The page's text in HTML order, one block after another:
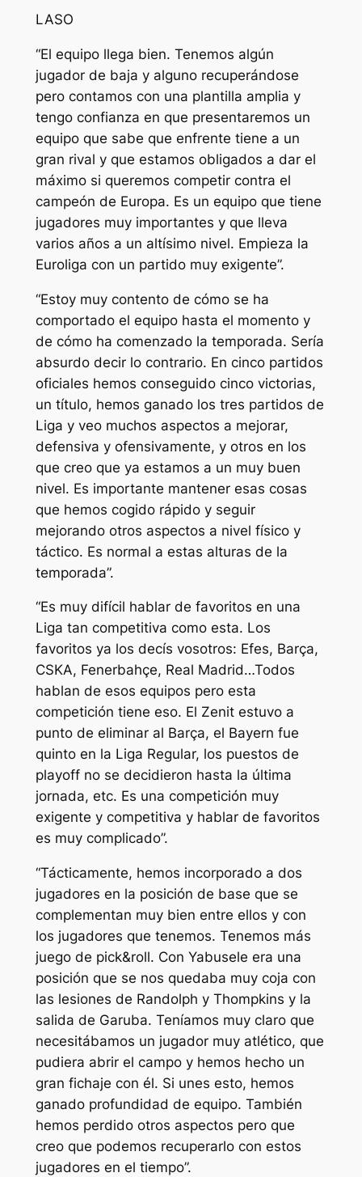
LASO
“El equipo llega bien. Tenemos algún
jugador de baja y alguno recuperándose
pero contamos con una plantilla amplia y
tengo confianza en que presentaremos un
equipo que sabe que enfrente tiene a un
gran rival y que estamos obligados a dar el
máximo si queremos competir contra el
campeón de Europa. Es un equipo que tiene
jugadores muy importantes y que lleva
varios años a un altísimo nivel. Empieza la
Euroliga con un partido muy exigente”.
“Estoy muy contento de cómo se ha
comportado el equipo hasta el momento y
de cómo ha comenzado la temporada. Sería
absurdo decir lo contrario. En cinco partidos
oficiales hemos conseguido cinco victorias,
un título, hemos ganado los tres partidos de
Liga y veo muchos aspectos a mejorar,
defensiva y ofensivamente, y otros en los
que creo que ya estamos a un muy buen
nivel. Es importante mantener esas cosas
que hemos cogido rápido y seguir
mejorando otros aspectos a nivel físico y
táctico. Es normal a estas alturas de la
temporada”.
“Es muy difícil hablar de favoritos en una
Liga tan competitiva como esta. Los
favoritos ya los decís vosotros: Efes, Barça,
CSKA, Fenerbahçe, Real Madrid…Todos
hablan de esos equipos pero esta
competición tiene eso. El Zenit estuvo a
punto de eliminar al Barça, el Bayern fue
quinto en la Liga Regular, los puestos de
playoff no se decidieron hasta la última
jornada, etc. Es una competición muy
exigente y competitiva y hablar de favoritos
es muy complicado”.
“Tácticamente, hemos incorporado a dos
jugadores en la posición de base que se
complementan muy bien entre ellos y con
los jugadores que tenemos. Tenemos más
juego de pick&roll. Con Yabusele era una
posición que se nos quedaba muy coja con
las lesiones de Randolph y Thompkins y la
salida de Garuba. Teníamos muy claro que
necesitábamos un jugador muy atlético, que
pudiera abrir el campo y hemos hecho un
gran fichaje con él. Si unes esto, hemos
ganado profundidad de equipo. También
hemos perdido otros aspectos pero que
creo que podemos recuperarlo con estos
jugadores en el tiempo”.